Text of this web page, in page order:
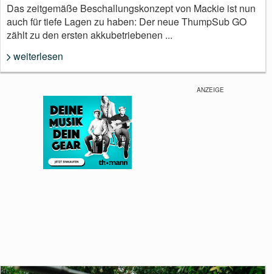
Das zeitgemäße Beschallungskonzept von Mackie ist nun
auch für tiefe Lagen zu haben: Der neue ThumpSub GO
zählt zu den ersten akkubetriebenen ...
weiterlesen